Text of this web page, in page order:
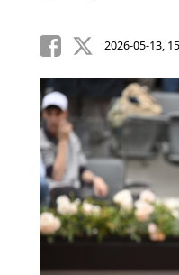
2026-05-13,